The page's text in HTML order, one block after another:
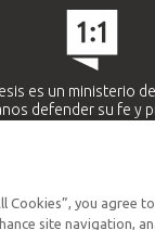
es un ministerio
defender su fe y
Ministerio
Cookies”, you agree
site navigation,